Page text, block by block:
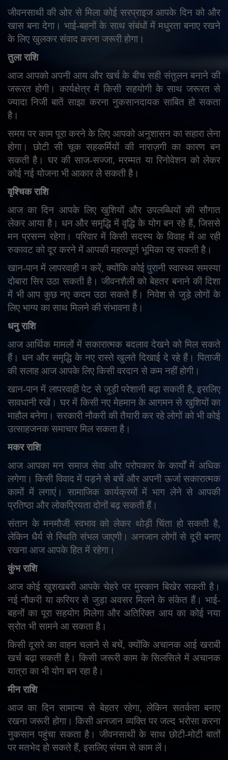
जीवनसाथी की ओर से मिला कोई सरप्राइज आपके दिन को और
खास बना देगा। भाई-बहनों के साथ संबंधों में मधुरता बनाए रखने
के लिए खुलकर संवाद करना जरूरी होगा।
तुला राशि
आज आपको अपनी आय और खर्च के बीच सही संतुलन बनाने की
जरूरत होगी। कार्यक्षेत्र में किसी सहयोगी के साथ जरूरत से
ज्यादा निजी बातें साझा करना नुकसानदायक साबित हो सकता
है।
समय पर काम पूरा करने के लिए आपको अनुशासन का सहारा लेना
होगा। छोटी सी चूक सहकर्मियों की नाराज़गी का कारण बन
सकती है। घर की साज-सज्जा,मरम्मत या रिनोवेशन को लेकर
कोई नई योजना भी आकार ले सकती है।
वृश्चिक राशि
आज का दिन आपके लिए खुशियों और उपलब्धियों की सौगात
लेकर आया है। धन और समृद्धि में वृद्धि के योग बन रहे हैं,जिससे
मन प्रसन्न रहेगा। परिवार में किसी सदस्य के विवाह में आ रही
रुकावट को दूर करने में आपकी महत्वपूर्ण भूमिका रह सकती है।
खान-पान में लापरवाही न करें,क्योंकि कोई पुरानी स्वास्थ्य समस्या
दोबारा सिर उठा सकती है। जीवनशैली को बेहतर बनाने की दिशा
में भी आप कुछ नए कदम उठा सकते हैं। निवेश से जुड़े लोगों के
लिए भाग्य का साथ मिलने की संभावना है।
धनु राशि
आज आर्थिक मामलों में सकारात्मक बदलाव देखने को मिल सकते
हैं। धन और समृद्धि के नए रास्ते खुलते दिखाई दे रहे हैं। पिताजी
की सलाह आज आपके लिए किसी वरदान से कम नहीं होगी।
खान-पान में लापरवाही पेट से जुड़ी परेशानी बढ़ा सकती है,इसलिए
सावधानी रखें। घर में किसी नए मेहमान के आगमन से खुशियों का
माहौल बनेगा। सरकारी नौकरी की तैयारी कर रहे लोगों को भी कोई
उत्साहजनक समाचार मिल सकता है।
मकर राशि
आज आपका मन समाज सेवा और परोपकार के कार्यों में अधिक
लगेगा। किसी विवाद में पड़ने से बचें और अपनी ऊर्जा सकारात्मक
कामों में लगाएं। सामाजिक कार्यक्रमों में भाग लेने से आपकी
प्रतिष्ठा और लोकप्रियता दोनों बढ़ सकती हैं।
संतान के मनमौजी स्वभाव को लेकर थोड़ी चिंता हो सकती है,
लेकिन धैर्य से स्थिति संभल जाएगी। अनजान लोगों से दूरी बनाए
रखना आज आपके हित में रहेगा।
कुंभ राशि
आज कोई खुशखबरी आपके चेहरे पर मुस्कान बिखेर सकती है।
नई नौकरी या करियर से जुड़ा अवसर मिलने के संकेत हैं। भाई-
बहनों का पूरा सहयोग मिलेगा और अतिरिक्त आय का कोई नया
स्रोत भी सामने आ सकता है।
किसी दूसरे का वाहन चलाने से बचें, क्योंकि अचानक आई खराबी
खर्च बढ़ा सकती है। किसी जरूरी काम के सिलसिले में अचानक
यात्रा का भी योग बन रहा है।
मीन राशि
आज का दिन सामान्य से बेहतर रहेगा,लेकिन सतर्कता बनाए
रखना जरूरी होगा। किसी अनजान व्यक्ति पर जल्द भरोसा करना
नुकसान पहुंचा सकता है। जीवनसाथी के साथ छोटी-मोटी बातों
पर मतभेद हो सकते हैं, इसलिए संयम से काम लें।